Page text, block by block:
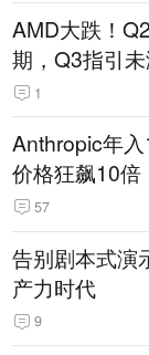
AMD大跌！
期，Q3指引
1
Anthropic年
价格狂飙10倍
57
告别剧本式演
产力时代
9